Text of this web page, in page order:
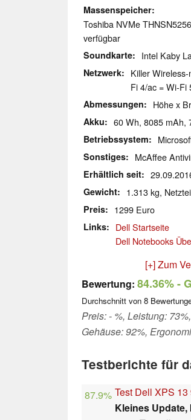
Massenspeicher
Toshiba NVMe
verfügbar
Soundkarte Intel Kaby
Netzwerk
Killer
Fi 4/ac = Wi-Fi
Abmessungen Höhe x
Akku 60 Wh, 8085 mAh,
Betriebssystem
Sonstiges McAffee
Erhältlich seit
Gewicht 1.313 kg,
Preis 1299 Euro
Links
Dell Startseite
Dell Notebooks
[+] Zum
Bewertung: 84.36%-
Durchschnitt von 8
Preis: - %, Leistung:
Gehäuse: 92%,
Testberichte für
87.9% Test Dell XPS
Kleines